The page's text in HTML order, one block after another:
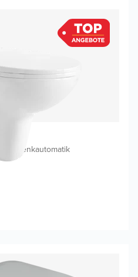
Mit Absenkautomatik